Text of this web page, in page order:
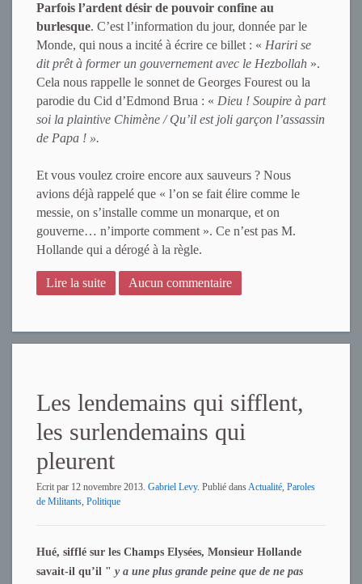
Parfois l’ardent désir de pouvoir confine au
burlesque. C’est l’information du jour, donnée par le
Monde, qui nous a incité à écrire ce billet : « Hariri se
dit prêt à former un gouvernement avec le Hezbollah ».
Cela nous rappelle le sonnet de Georges Fourest ou la
parodie du Cid d’Edmond Brua : « Dieu ! Soupire à part
soi la plaintive Chimène / Qu’il est joli garçon l’assassin
de Papa ! ».
Et vous voulez croire encore aux sauveurs ? Nous
avions déjà rappelé que « l’on se fait élire comme le
messie, on s’installe comme un monarque, et on
gouverne… n’importe comment ». Ce n’est pas M.
Hollande qui a dérogé à la règle.
Lire la suite Aucun commentaire
Les lendemains qui sifflent,
les surlendemains qui
pleurent
Ecrit par 12 novembre 2013. Gabriel Levy. Publié dansActualité, Paroles
de Militants, Politique
Hué, sifflé sur les Champs Elysées, Monsieur Hollande
savait-il qu’il " y a une plus grande peine que de ne pas